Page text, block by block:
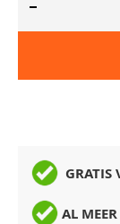
GRATIS
AL